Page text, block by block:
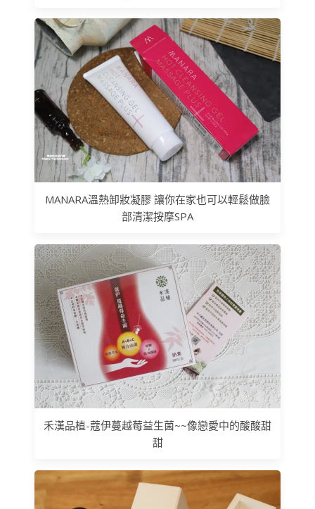
MANARA溫熱卸妝凝膠 讓你在家也可以輕鬆做臉
部清潔按摩SPA
禾漢品植-蔻伊蔓越莓益生菌~~像戀愛中的酸酸甜
甜